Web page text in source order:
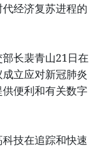
经济复苏进程的
长裴青山21日在
立应对新冠肺炎
便利和有关数字
技在追踪和快速